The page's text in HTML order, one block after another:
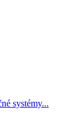
systémy...